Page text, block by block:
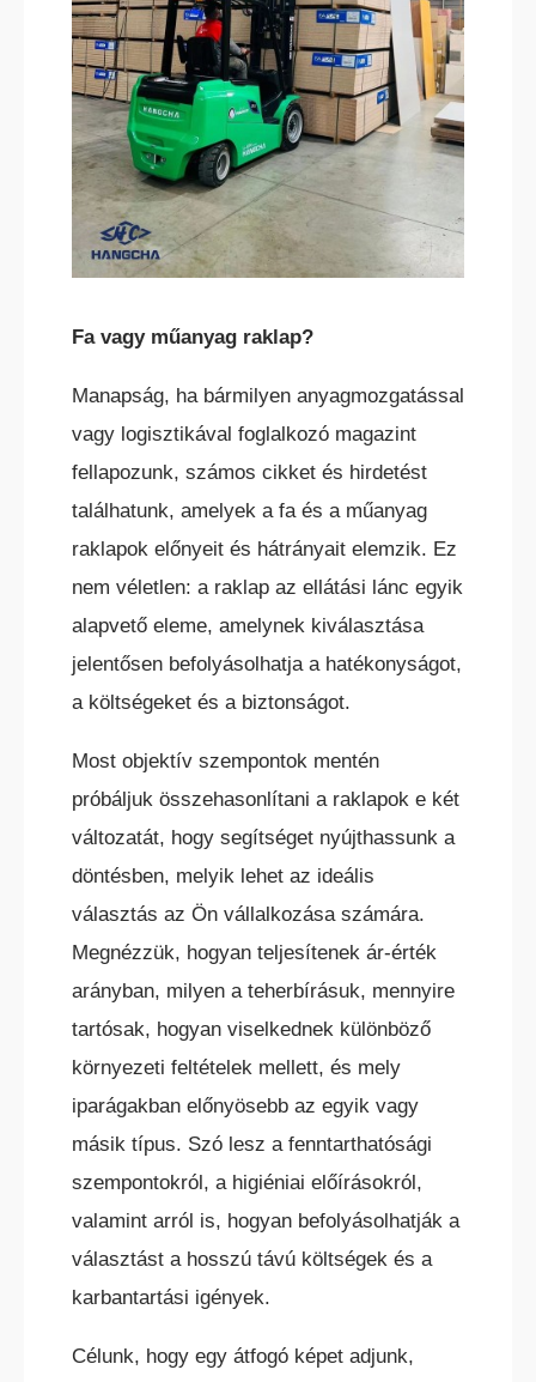
ELEKTROMOS KOMISSIÓZÓ
TARGONCA
ELEKTROMOS TOLÓOSZLOPOS
TARGONCA
TARGONCA
BELTÉRI ELEKTROMOS HOMLOKVILLÁS
KÜLTÉRI ELEKTROMOS HOMLOKVILLÁS
TARGONCA
DÍZEL/GÁZÜZEMŰ HOMLOKVILLÁS
TARGONCA
Fa vagy műanyag raklap?
Manapság, ha bármilyen anyagmozgatással
vagy logisztikával foglalkozó magazint
fellapozunk, számos cikket és hirdetést
találhatunk, amelyek a fa és a műanyag
raklapok előnyeit és hátrányait elemzik. Ez
nem véletlen: a raklap az ellátási lánc egyik
alapvető eleme, amelynek kiválasztása
jelentősen befolyásolhatja a hatékonyságot,
a költségeket és a biztonságot.
Most objektív szempontok mentén
próbáljuk összehasonlítani a raklapok e két
változatát, hogy segítséget nyújthassunk a
döntésben, melyik lehet az ideális
választás az Ön vállalkozása számára.
Megnézzük, hogyan teljesítenek ár-érték
arányban, milyen a teherbírásuk, mennyire
tartósak, hogyan viselkednek különböző
környezeti feltételek mellett, és mely
iparágakban előnyösebb az egyik vagy
másik típus. Szó lesz a fenntarthatósági
szempontokról, a higiéniai előírásokról,
valamint arról is, hogyan befolyásolhatják a
választást a hosszú távú költségek és a
karbantartási igények.
Célunk, hogy egy átfogó képet adjunk,